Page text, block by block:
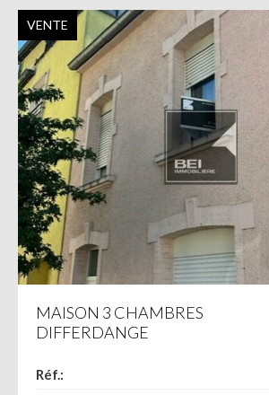
VENTE
MAISON 3 CHAMBRES
DIFFERDANGE
Réf.: